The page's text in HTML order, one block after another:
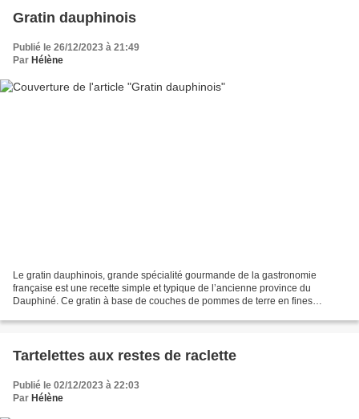
Gratin dauphinois
Publié le 26/12/2023 à 21:49
Par Hélène
Le gratin dauphinois, grande spécialité gourmande de la gastronomie
française est une recette simple et typique de l’ancienne province du
Dauphiné. Ce gratin à base de couches de pommes de terre en fines
Tartelettes aux restes de raclette
Publié le 02/12/2023 à 22:03
Par Hélène